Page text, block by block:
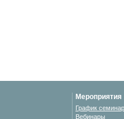
Мероприятия
График
Вебинары